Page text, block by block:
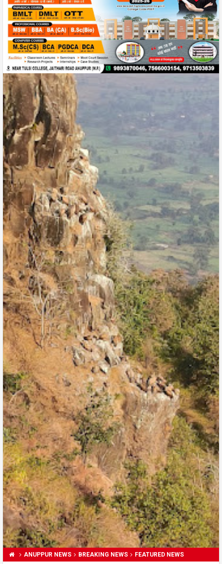
ANUPPUR NEWS BREAKING NEWS FEATURED NEWS